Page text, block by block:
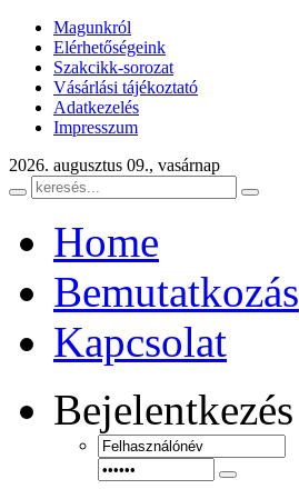
Magunkról
Elérhetőségeink
Szakcikk-sorozat
Vásárlási tájékoztató
Adatkezelés
Impresszum
2026. augusztus 09., vasárnap
Home
Bemutatkozás
Kapcsolat
Bejelentkezés